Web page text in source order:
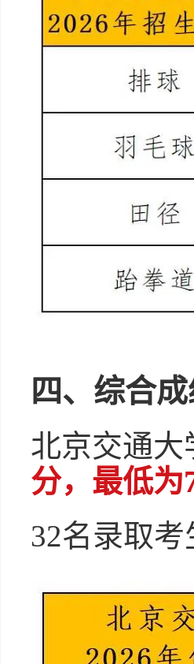
四、综合
北京交通大
分，最低为
32名录取